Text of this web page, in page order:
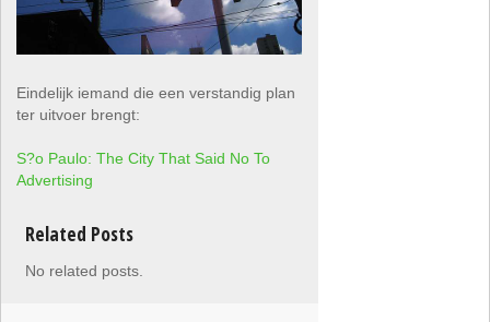
Eindelijk iemand die een verstandig plan
ter uitvoer brengt:
S?o Paulo: The City That Said No To
Advertising
Related Posts
No related posts.